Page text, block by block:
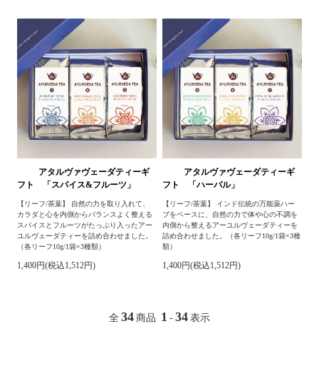
アタルヴァヴェーダティーギ
フト 「スパイス&フルーツ」
【リーフ/茶葉】 自然の力を取り入れて、
カラダと心を内側からバランスよく整える
スパイスとフルーツがたっぷり入ったアー
ユルヴェーダティーを詰め合わせました。
（各リーフ10g/1袋×3種類）
1,400円(税込1,512円)
アタルヴァヴェーダティーギ
フト 「ハーバル」
【リーフ/茶葉】 インド伝統の万能薬ハー
ブをベースに、自然の力で体や心の不調を
内側から整えるアーユルヴェーダティーを
詰め合わせました。（各リーフ10g/1袋×3種
類）
1,400円(税込1,512円)
全 34 商品 1 - 34 表示